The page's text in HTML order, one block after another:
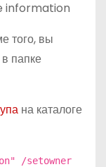
того, вы
папке
на каталоге
/setowner